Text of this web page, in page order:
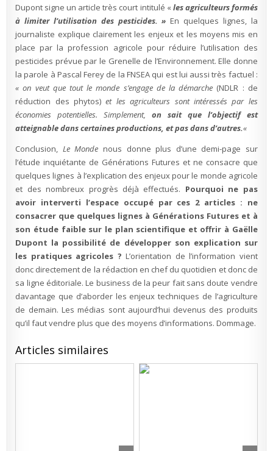
Dupont signe un article très court intitulé «les agriculteurs formés
à limiter l’utilisation des pesticides. »En quelques lignes, la
journaliste explique clairement les enjeux et les moyens mis en
place par la profession agricole pour réduire l’utilisation des
pesticides prévue par le Grenelle de l’Environnement. Elle donne
la parole à Pascal Ferey de la FNSEA qui est lui aussi très factuel :
« on veut que tout le monde s’engage de la démarche (NDLR : de
réduction des phytos)et les agriculteurs sont intéressés par les
économies potentielles. Simplement,on sait que l’objectif est
atteignable dans certaines productions, et pas dans d’autres.«
Conclusion, Le Monde nous donne plus d’une demi-page sur
l’étude inquiétante de Générations Futures et ne consacre que
quelques lignes à l’explication des enjeux pour le monde agricole
et des nombreux progrès déjà effectués. Pourquoi ne pas
avoir interverti l’espace occupé par ces 2 articles : ne
consacrer que quelques lignes à Générations Futures et à
son étude faible sur le plan scientifique et offrir à Gaëlle
Dupont la possibilité de développer son explication sur
les pratiques agricoles ?L’orientation de l’information vient
donc directement de la rédaction en chef du quotidien et donc de
sa ligne éditoriale. Le business de la peur fait sans doute vendre
davantage que d’aborder les enjeux techniques de l’agriculture
de demain. Les médias sont aujourd’hui devenus des produits
qu’il faut vendre plus que des moyens d’informations. Dommage.
Articles similaires